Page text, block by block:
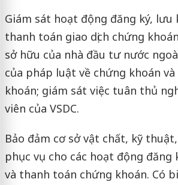
Giám sát hoạt động đăng ký, lưu
thanh toán giao dịch chứng
sở hữu của nhà đầu tư nước
của pháp luật về chứng khoán
khoán; giám sát việc tuân thủ
viên của VSDC.
Bảo đảm cơ sở vật chất, kỹ
phục vụ cho các hoạt động
và thanh toán chứng khoán. Có